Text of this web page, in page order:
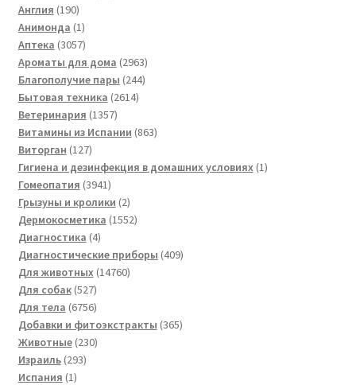
Англия 190190
товаров
Анимонда 11
товар
Аптека 30573057
товаров
Ароматы для дома 29632963
товара
Благополучие пары 244244
Бытовая техника 26142614
Ветеринария 13571357
товаров
Витамины из Испании 863863
Виторган 127127
товаров
Гигиена и дезинфекция в домашних условиях 11
Гомеопатия 39413941
товар
Грызуны и кролики 22
товара
Дермокосметика 15521552
Диагностика 44
товара
Диагностические приборы 409409
Для животных 1476014760
Для собак 527527
товаров
Для тела 67566756
товаров
Добавки и фитоэкстракты 365365
Животные 230230
Израиль 293293
Испания 11